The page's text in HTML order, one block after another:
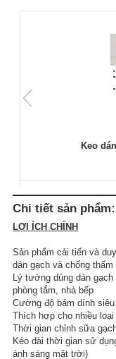
Keo
Chi tiết sản phẩm:
LỢI ÍCH CHÍNH
Sản phẩm cải tiến và
dán gạch và chống thấm
Lý tưởng dúng dán
phòng tắm, nhà bếp
Cường độ bám dính
Thích hợp cho nhiều
Thời gian chỉnh sữa
Kéo dài thời gian sử
ánh sáng mặt trời)